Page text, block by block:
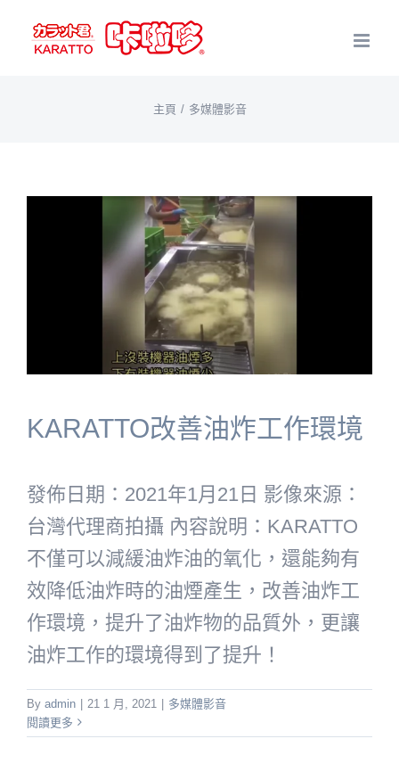
主頁 多媒體影音
KARATTO改善油炸工作環境
發佈日期：2021年1月21日 影像來源：
台灣代理商拍攝 內容說明：KARATTO
不僅可以減緩油炸油的氧化，還能夠有
效降低油炸時的油煙產生，改善油炸工
作環境，提升了油炸物的品質外，更讓
油炸工作的環境得到了提升！
By admin 21 1 月, 2021
多媒體影音
閱讀更多